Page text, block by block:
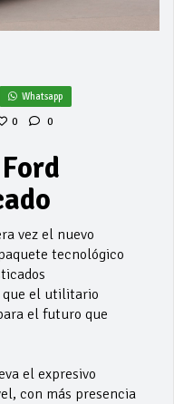
Whatsapp
0 0
vez el nuevo
tecnológico
que el utilitario
el futuro que
el expresivo
con más presencia